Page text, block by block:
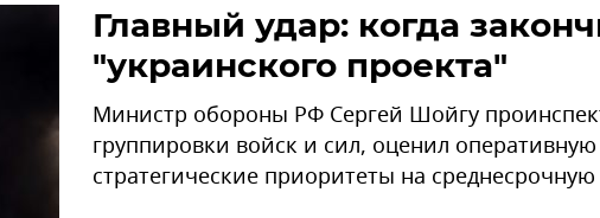
Главный удар: когда
"украинского проекта"
Министр обороны РФ Сергей Шойгу
группировки войск и сил, оценил
стратегические приоритеты на среднесрочную